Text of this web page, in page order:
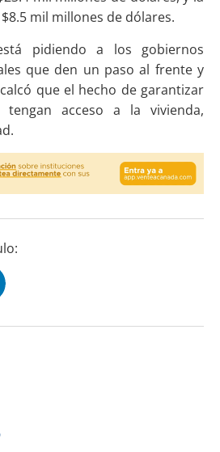
mil millones de dólares.
pidiendo a los gobiernos
que den un paso al frente y
que el hecho de garantizar
acceso a la vivienda,